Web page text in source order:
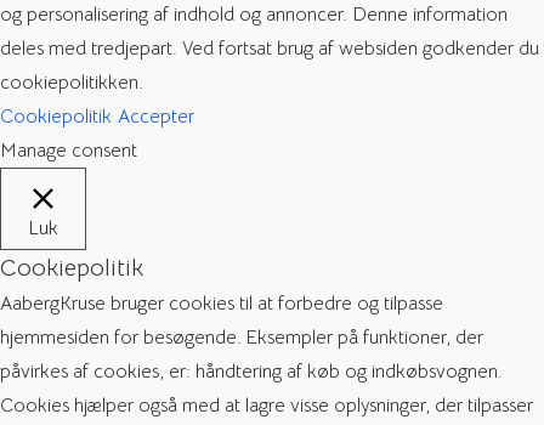
og personalisering af indhold og annoncer. Denne information
deles med tredjepart. Ved fortsat brug af websiden godkender du
cookiepolitikken.
Cookiepolitik Accepter
Manage consent
Luk
Cookiepolitik
AabergKruse bruger cookies til at forbedre og tilpasse
hjemmesiden for besøgende. Eksempler på funktioner, der
påvirkes af cookies, er: håndtering af køb og indkøbsvognen.
Cookies hjælper også med at lagre visse oplysninger, der tilpasser